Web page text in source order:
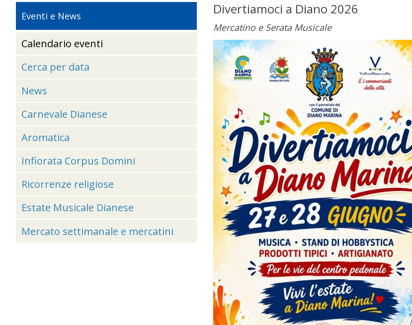
Divertiamoci a Diano 2026
Mercatino e Serata Musicale
Eventi e News
Calendario eventi
Cerca per data
News
Carnevale Dianese
Aromatica
Infiorata Corpus Domini
Ricorrenze religiose
Estate Musicale Dianese
Mercato settimanale e mercatini